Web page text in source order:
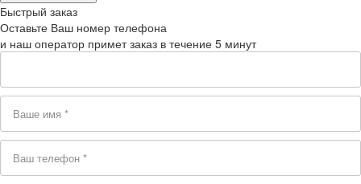
Быстрый заказ
Оставьте Ваш номер телефона
и наш оператор примет заказ в течение 5 минут